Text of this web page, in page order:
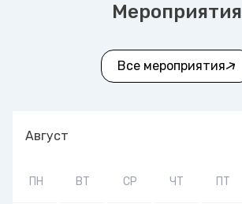
Мероприятия
Все мероприятия
Август
ПН ВТ СР ЧТ ПТ